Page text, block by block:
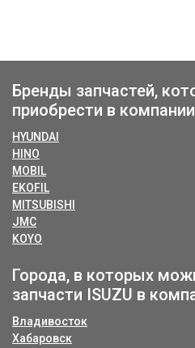
Бренды запчастей,
приобрести в
HYUNDAI
HINO
MOBIL
EKOFIL
MITSUBISHI
JMC
KOYO
Города, в которых
запчасти ISUZU в
Владивосток
Хабаровск